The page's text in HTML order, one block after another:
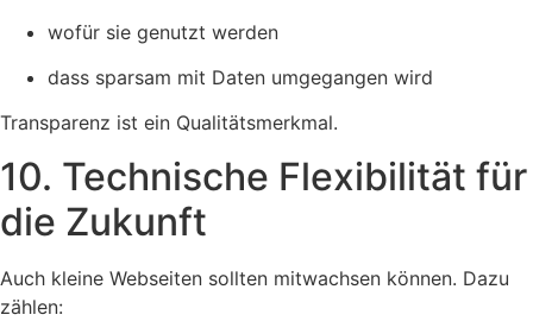
wofür sie genutzt werden
dass sparsam mit Daten umgegangen wird
Transparenz ist ein Qualitätsmerkmal.
10. Technische Flexibilität für
die Zukunft
Auch kleine Webseiten sollten mitwachsen können. Dazu
zählen: